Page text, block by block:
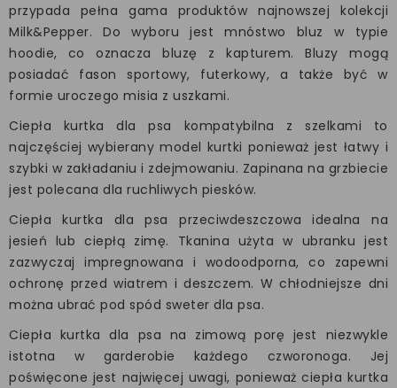
przypada pełna gama produktów najnowszej kolekcji
Milk&Pepper. Do wyboru jest mnóstwo bluz w typie
hoodie, co oznacza bluzę z kapturem. Bluzy mogą
posiadać fason sportowy, futerkowy, a także być w
formie uroczego misia z uszkami.
Ciepła kurtka dla psa kompatybilna z szelkami to
najczęściej wybierany model kurtki ponieważ jest łatwy i
szybki w zakładaniu i zdejmowaniu. Zapinana na grzbiecie
jest polecana dla ruchliwych piesków.
Ciepła kurtka dla psa przeciwdeszczowa idealna na
jesień lub ciepłą zimę. Tkanina użyta w ubranku jest
zazwyczaj impregnowana i wodoodporna, co zapewni
ochronę przed wiatrem i deszczem. W chłodniejsze dni
można ubrać pod spód sweter dla psa.
Ciepła kurtka dla psa na zimową porę jest niezwykle
istotna w garderobie każdego czworonoga. Jej
poświęcone jest najwięcej uwagi, ponieważ ciepła kurtka